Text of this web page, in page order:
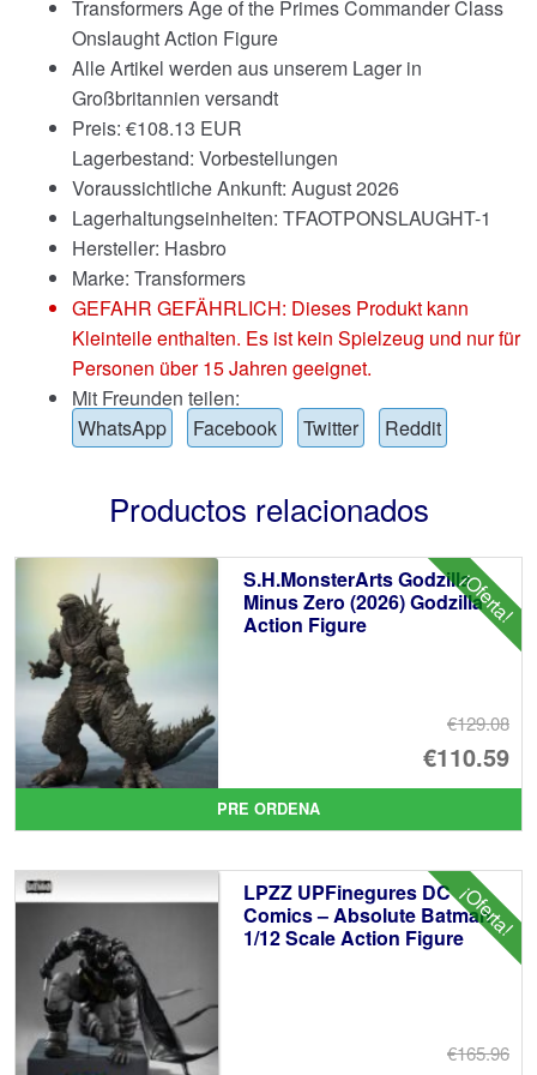
Transformers Age of the Primes Commander Class
Onslaught Action Figure
Alle Artikel werden aus unserem Lager in
Großbritannien versandt
Preis: €108.13 EUR
Lagerbestand: Vorbestellungen
Voraussichtliche Ankunft: August 2026
Lagerhaltungseinheiten: TFAOTPONSLAUGHT-1
Hersteller: Hasbro
Marke: Transformers
GEFAHR GEFÄHRLICH: Dieses Produkt kann
Kleinteile enthalten. Es ist kein Spielzeug und nur für
Personen über 15 Jahren geeignet.
Mit Freunden teilen:
WhatsApp
Facebook Twitter Reddit
Productos relacionados
¡Oferta!
S.H.MonsterArts Godzilla
Minus Zero (2026) Godzilla
Action Figure
€129.08
El
€110.59
El
PRE ORDENA
¡Oferta!
LPZZ UPFinegures DC
Comics – Absolute Batman
1/12 Scale Action Figure
€165.96